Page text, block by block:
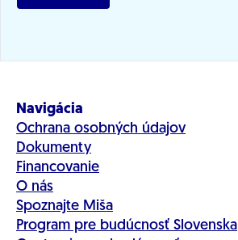
Navigácia
Ochrana osobných údajov
Dokumenty
Financovanie
O nás
Spoznajte Miša
Program pre budúcnosť Slovenska